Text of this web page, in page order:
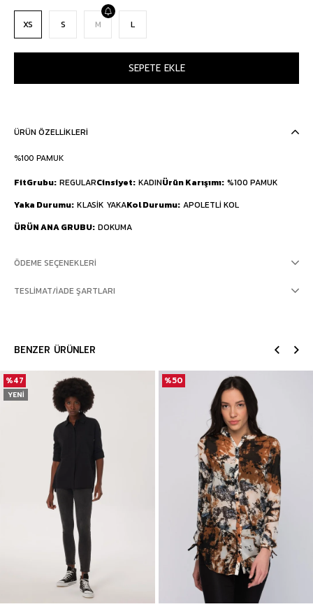
XS S M L
ÜRÜN ÖZELLIKLERI
%100 PAMUK
FitGrubu REGULARCinsiyet KADINÜrün Karışımı %100 PAMUK
Yaka Durumu KLASİK YAKAKol Durumu APOLETLİ KOL
ÜRÜN ANA GRUBU DOKUMA
ÖDEME SEÇENEKLERI
TESLIMAT/İADE ŞARTLARI
BENZER ÜRÜNLER
%47
YENI
%50